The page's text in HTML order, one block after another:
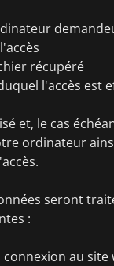
récupéré
l'accès est
et, le cas
ordinateur
seront
:
connexion au site